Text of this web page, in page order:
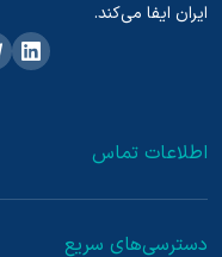
ایران ایفا می‌کند.
اطلاعات تماس
دسترسی‌های سریع